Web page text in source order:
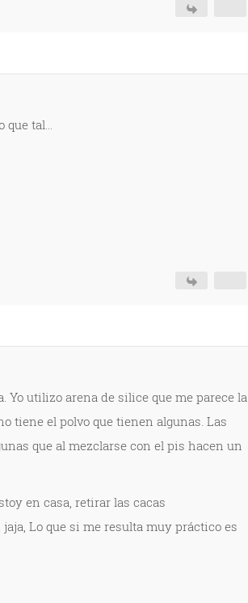
tal...
Yo utilizo arena de silice que me parece la
tiene el polvo que tienen algunas. Las
que al mezclarse con el pis hacen un
en casa, retirar las cacas
Lo que si me resulta muy práctico es